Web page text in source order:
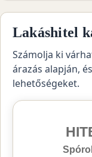
Lakáshitel
Számolja ki
árazás alapján,
lehetőségeket.